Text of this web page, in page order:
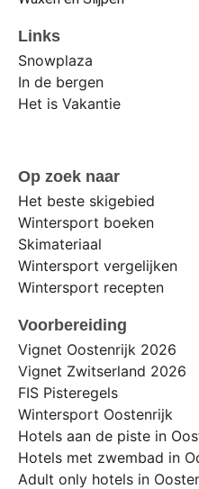
Links
Snowplaza
In de bergen
Het is Vakantie
Op zoek naar
Het beste skigebied
Wintersport boeken
Skimateriaal
Wintersport vergelijken
Wintersport recepten
Voorbereiding
Vignet Oostenrijk 2026
Vignet Zwitserland 2026
FIS Pisteregels
Wintersport Oostenrijk
Hotels aan de piste in
Hotels met zwembad in
Adult only hotels in